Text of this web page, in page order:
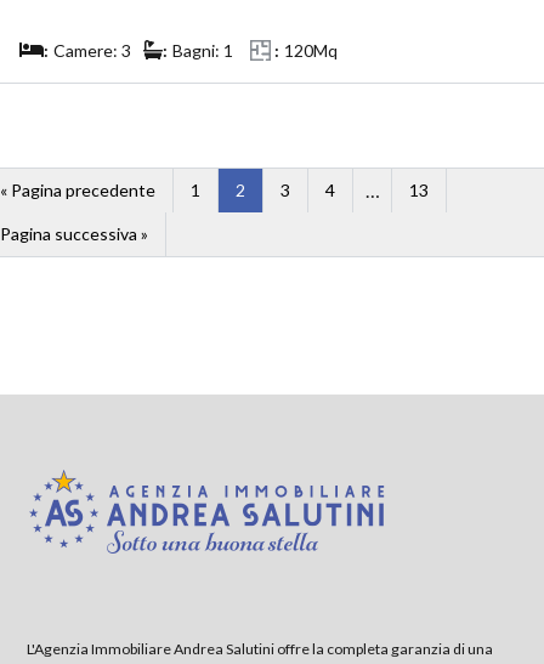
Camere: 3 Bagni: 1 120Mq
« Pagina precedente 1 2 3 4 13
Pagina successiva »
L'Agenzia Immobiliare Andrea Salutini offre la completa garanzia di una